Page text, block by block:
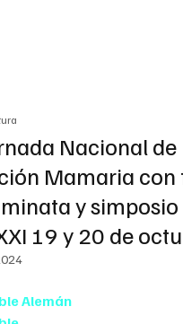
Nacional de
Mamaria con
y simposio
19 y 20 de
Alemán